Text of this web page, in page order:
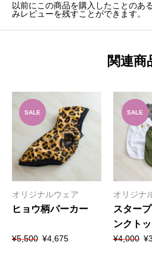
以前にこの商品を購入したことのあ
みレビューを残すことができます。
関連商
オリジナルウェア
ヒョウ柄パーカー
¥5,500
元
¥4,675
現
SALE
オリジナ
スター
ンクト
¥4,000
元
¥
現
SALE